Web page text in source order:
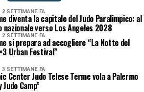
2 SETTIMANE FA
diventa la capitale del Judo Paralimpico: al
nazionale verso Los Angeles 2028
2 SETTIMANE FA
si prepara ad accogliere “La Notte del
Urban Festival”
3 SETTIMANE FA
Center Judo Telese Terme vola a Palermo
Camp”